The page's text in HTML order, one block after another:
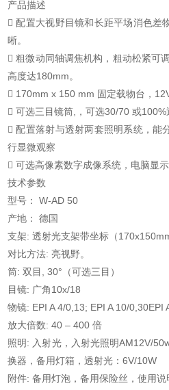
产品描述
􀁺 配置大视野目镜和长距平场消色差
晰。
􀁺 粗微动同轴调焦机构，粗动松紧可
高度达180mm。
􀁺 170mm x 150 mm 固定载物台，
􀁺 可选三目镜筒,，可选30/70 或100%
􀁺 配置落射与透射两套照明系统，能
行显微观察
􀁺 可选高像素数字成像系统，电脑显
技术参数
型号： W-AD 50
产地： 德国
支架: 透射光支架带坐标（
对比方法: 亮视野。
筒: 双目, 30°（可选三目）
目镜: 广角10x/18
物镜: EPI A 4/0,13; EPI A 10/0,30EPI
放大倍数: 40 – 400 倍
照明: 入射光，入射光照明AM12V/
换器，备用灯箱，透射光：6V/10W
附件: 备用灯泡，备用保险丝，使用说